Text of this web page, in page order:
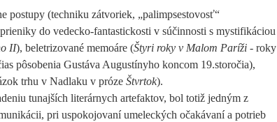
postupy (techniku zátvoriek, „palimpsestovosť“
do vedecko-fantastickosti v súčinnosti s mystifikáciou
II), beletrizované memoáre (Štyri roky v Malom Paríži - roky
pôsobenia Gustáva Augustínyho koncom 19.storočia),
trhu v Nadlaku v próze Štvrtok).
tunajších literárnych artefaktov, bol totiž jedným z
pri uspokojovaní umeleckých očakávaní a potrieb